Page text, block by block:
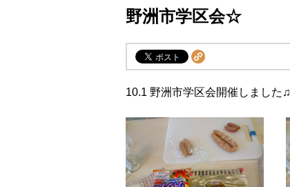
野洲市学区会☆
10.1 野洲市学区会開催しました♫